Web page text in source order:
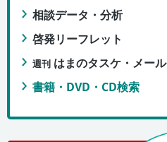
相談データ・分析
啓発リーフレット
週刊 はまのタスケ・メール
書籍・DVD・CD検索